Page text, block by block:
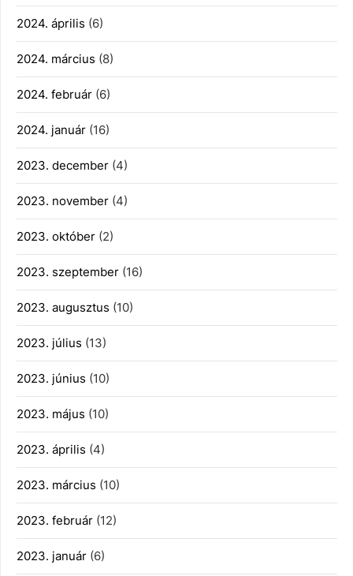
2024. április (6)
2024. március (8)
2024. február (6)
2024. január (16)
2023. december (4)
2023. november (4)
2023. október (2)
2023. szeptember (16)
2023. augusztus (10)
2023. július (13)
2023. június (10)
2023. május (10)
2023. április (4)
2023. március (10)
2023. február (12)
2023. január (6)